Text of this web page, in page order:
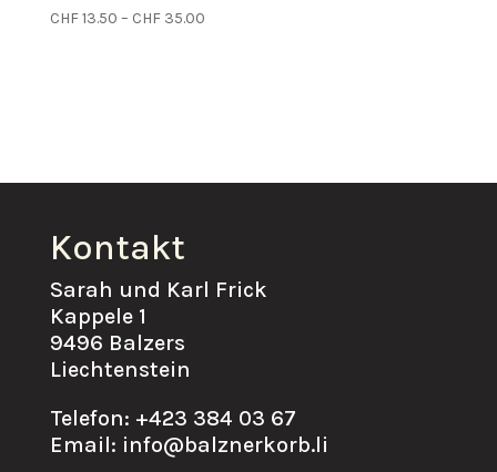
CHF13.50 – CHF35.00Preisspanne:
Kontakt
Sarah und Karl Frick
Kappele 1
9496 Balzers
Liechtenstein
Telefon: +423 384 03 67
Email: info@balznerkorb.li